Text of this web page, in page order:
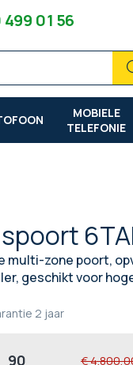
01 56
MOBIELE
TELEFONIE
multi-zone poort,
geschikt voor
2 jaar
90 €